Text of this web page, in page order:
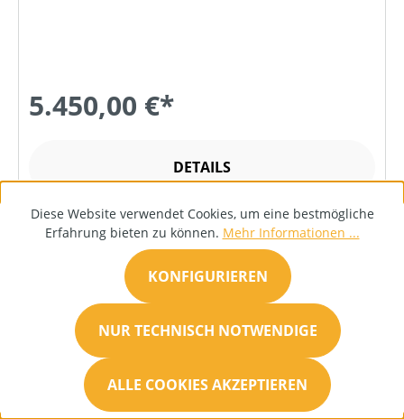
5.450,00 €*
DETAILS
Diese Website verwendet Cookies, um eine bestmögliche
Erfahrung bieten zu können. Mehr Informationen ...
NUR TECHNISCH NOTWENDIGE
KONFIGURIEREN
ALLE COOKIES AKZEPTIEREN